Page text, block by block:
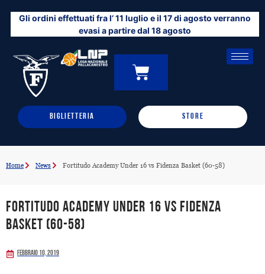
contenuto
Gli ordini effettuati fra l’ 11 luglio e il 17 di agosto verranno
evasi a partire dal 18 agosto
0
CARRELLO
BIGLIETTERIA STORE
Home News Fortitudo Academy Under 16 vs Fidenza Basket (60-58)
Fortitudo Academy Under 16 vs Fidenza
Basket (60-58)
Febbraio 10, 2019